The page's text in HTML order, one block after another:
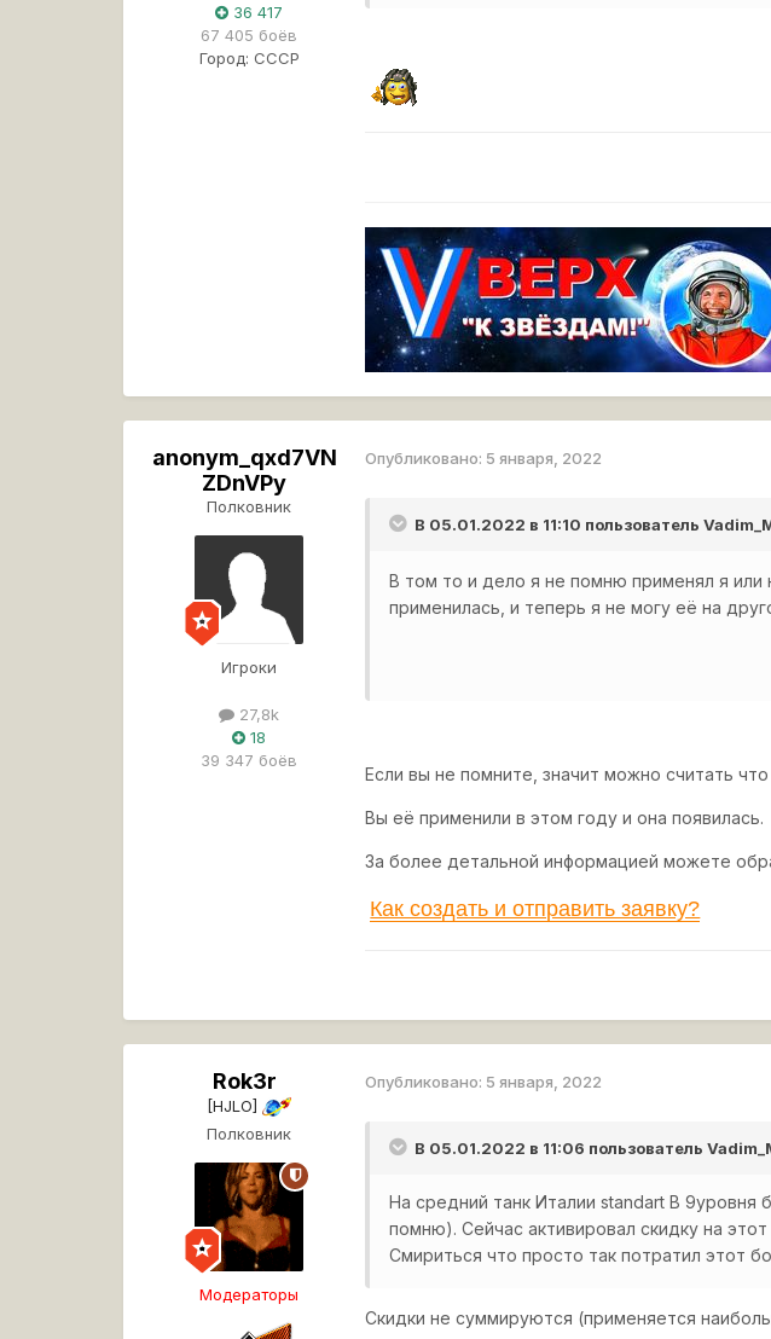
36 417
67 405 боёв
Город: СССР
anonym_qxd7VN
ZDnVPy
Полковник
Игроки
27,8k
18
39 347 боёв
Опубликовано: 5 января, 2022
В 05.01.2022 в 11:10 пользователь
В том то и дело я не помню применял я или
применилась, и теперь я не могу её на
Если вы не помните, значит можно считать
Вы её применили в этом году и она появилась.
За более детальной информацией можете
Как создать и отправить заявку?
Rok3r
[HJLO]
Полковник
Модераторы
Опубликовано: 5 января, 2022
В 05.01.2022 в 11:06 пользователь
На средний танк Италии standart B 9уровня
помню). Сейчас активировал скидку на
Смириться что просто так потратил этот
Скидки не суммируются (применяется